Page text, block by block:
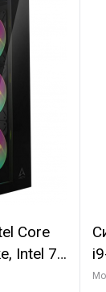
Core
Intel 7,
(2